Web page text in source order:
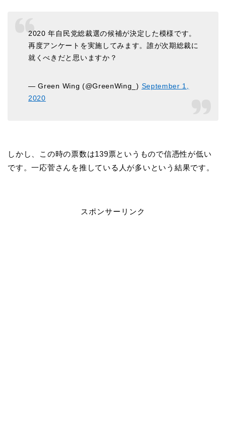
2020 年自民党総裁選の候補が決定した模様です。
再度アンケートを実施してみます。誰が次期総裁に
就くべきだと思いますか？
— Green Wing (@GreenWing_) September 1,
2020
しかし、この時の票数は139票というもので信憑性が低い
です。一応菅さんを推している人が多いという結果です。
スポンサーリンク